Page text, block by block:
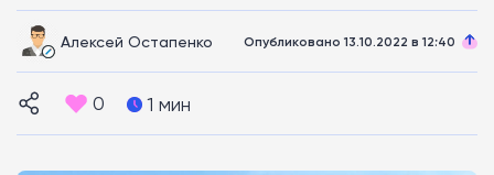
Алексей Остапенко Опубликовано 13.10.2022 в 12:40
0 1 мин